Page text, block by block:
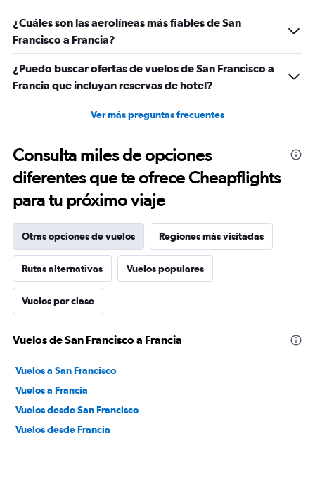
¿Cuáles son las aerolíneas más fiables de San
Francisco a Francia?
¿Puedo buscar ofertas de vuelos de San Francisco a
Francia que incluyan reservas de hotel?
Ver más preguntas frecuentes
Consulta miles de opciones
diferentes que te ofrece Cheapflights
para tu próximo viaje
Otras opciones de vuelos Regiones más visitadas
Rutas alternativas Vuelos populares
Vuelos por clase
Vuelos de San Francisco a Francia
Vuelos a San Francisco
Vuelos a Francia
Vuelos desde San Francisco
Vuelos desde Francia